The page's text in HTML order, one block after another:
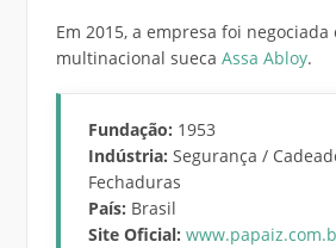
Em 2015, a empresa foi
multinacional sueca Assa Abloy.
Fundação: 1953
Indústria: Segurança /
Fechaduras
País: Brasil
Site Oficial: